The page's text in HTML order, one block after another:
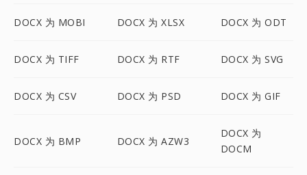
DOCX 为 MOBI DOCX 为 XLSX DOCX 为 ODT
DOCX 为 TIFF DOCX 为 RTF DOCX 为 SVG
DOCX 为 CSV DOCX 为 PSD DOCX 为 GIF
DOCX 为 BMP DOCX 为 AZW3
DOCX 为
DOCM